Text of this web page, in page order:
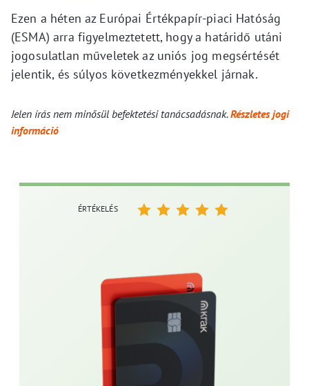
Ezen a héten az Európai Értékpapír-piaci Hatóság
(ESMA) arra figyelmeztetett, hogy a határidő utáni
jogosulatlan műveletek az uniós jog megsértését
jelentik, és súlyos következményekkel járnak.
Jelen írás nem minősül befektetési tanácsadásnak.Részletes jogi
információ
ÉRTÉKELÉS